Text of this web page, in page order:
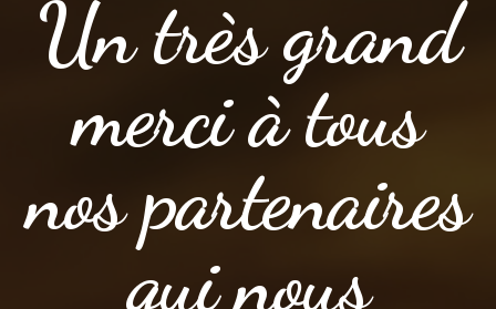
Un très grand
merci à tous
nos partenaires
qui nous